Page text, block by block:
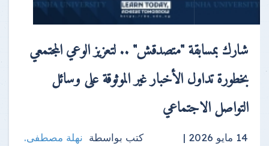
شارك بمسابقة "متصدقش" .. لتعزيز الوعي المجتمعي
بخطورة تداول الأخبار غير الموثوقة على وسائل
التواصل الاجتماعي
14 مايو 2026 | كتب بواسطة نهلة مصطفى.